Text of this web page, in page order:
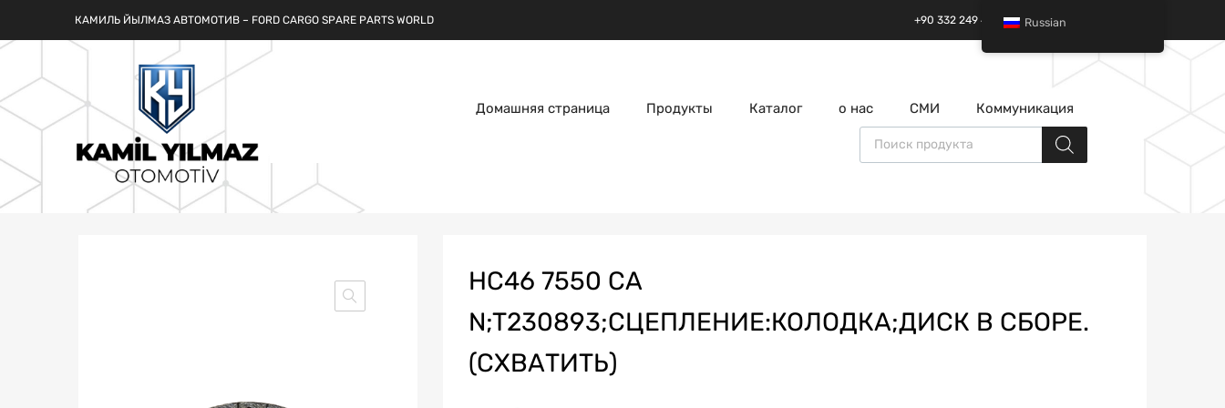
КАМИЛЬ ЙЫЛМАЗ АВТОМОТИВ – FORD CARGO SPARE PARTS WORLD +90 332 249 49 01 | +90 532 685 32 42
Домашняя страница Продукты Каталог о нас СМИ Коммуникация
Поиск товаров
HC46 7550 CA
N;T230893;СЦЕПЛЕНИЕ:КОЛОДКА;ДИСК В СБОРЕ.
(СХВАТИТЬ)
Russian